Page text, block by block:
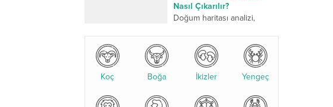
değerlendirme sistemidir.
Son yıllarda özellikle
Nasıl Çıkarılır?
Doğum haritası analizi,
yapılan detaylı bir astrolojik
değerlendirmedir. Bu analiz,
karakter yapısı, ilişkiler,
Koç Boğa İkizler Yengeç